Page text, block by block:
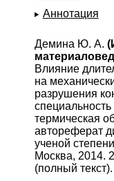
Аннотация
Демина Ю. А.
Влияние
на
разрушения
термическая
автореферат
ученой
Москва, 2014.
(полный